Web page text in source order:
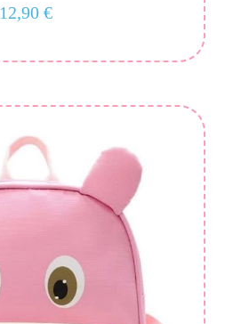
12,90 €